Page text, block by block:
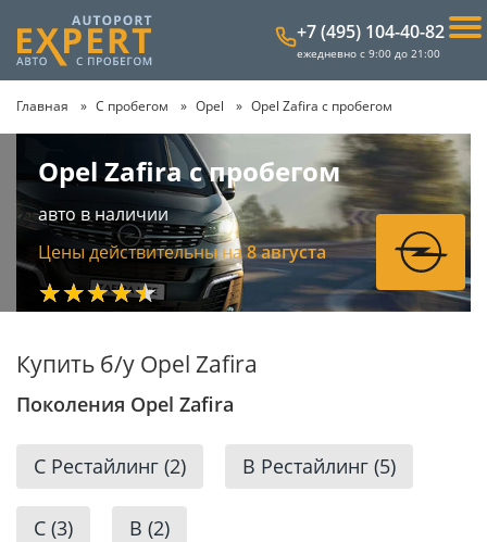
+7 (495) 104-40-82
ежедневно с 9:00 до 21:00
Главная С пробегом Opel Opel Zafira с пробегом
Opel Zafira с пробегом
авто в наличии
Цены действительны на8 августа
★★★★★
Купить б/у Opel Zafira
Поколения Opel Zafira
C Рестайлинг (2) B Рестайлинг (5)
C (3) B (2)